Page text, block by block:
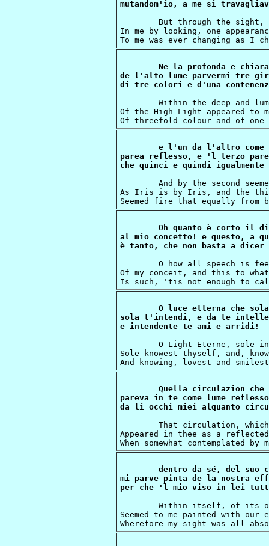
In me by looking, one
Ne la profonda e
de l'alto lume parvermi tre
Of the High Light appeared to
e l'un da l'altro
parea reflesso, e 'l terzo
As Iris is by Iris, and the
Oh quanto è corto il
al mio concetto! e questo, a
Of my conceit, and this to
O luce etterna che
sola t'intendi, e da te
Sole knowest thyself, and,
Quella circulazion che
pareva in te come lume
Appeared in thee as a
dentro da sé, del suo
mi parve pinta de la nostra
Seemed to me painted with our